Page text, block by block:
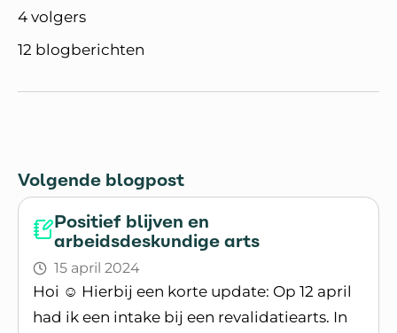
4 volgers
12 blogberichten
Volgende blogpost
Positief blijven en
arbeidsdeskundige arts
15 april 2024
Hoi ☺️ Hierbij een korte update: Op 12 april
had ik een intake bij een revalidatiearts. In